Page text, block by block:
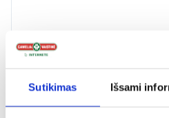
Sutikimas Išsami
prausiklis DAILY CARE, 400